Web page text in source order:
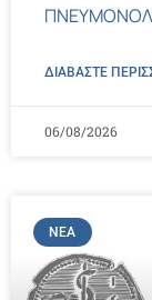
ΔΙΑΒΑΣΤΕ
06/08/2026
ΝΈΑ